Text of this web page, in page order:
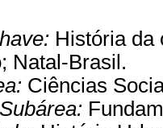
História da
Natal-Brasil.
Ciências
Subárea: